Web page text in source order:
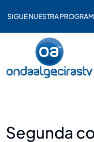
SIGUE NUESTRA
Segunda